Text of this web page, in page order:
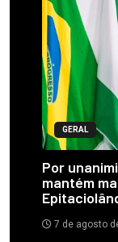
GERAL
Por
mantém
7 de agosto